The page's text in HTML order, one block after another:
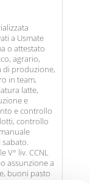
a Usmate
o attestato
agrario,
di produzione,
in team,
latte,
e
e controllo
controllo
V° liv. CCNL
assunzione a
buoni pasto